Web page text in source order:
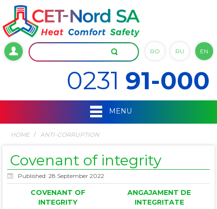
RO RU EN
0231 91-000
MENU
HOME ANTI-CORRUPTION
Covenant of integrity
Published: 28 September 2022
COVENANT OF
INTEGRITY
ANGAJAMENT DE
INTEGRITATE